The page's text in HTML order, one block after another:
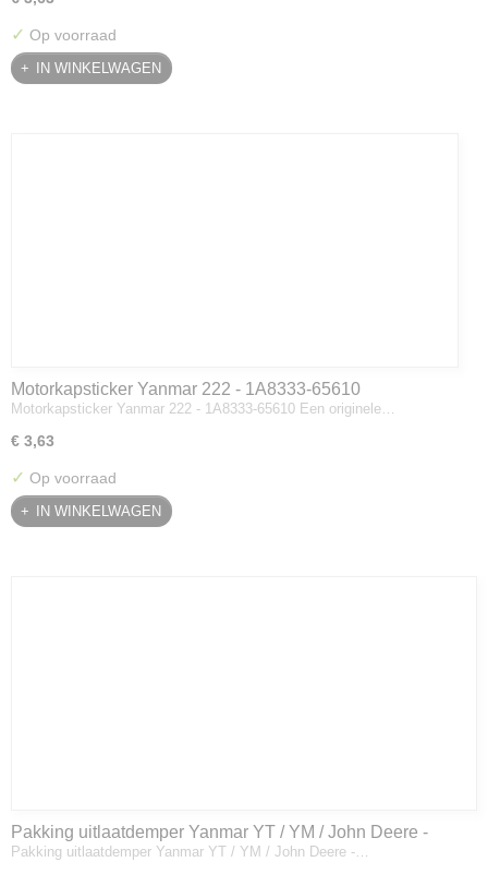
✓ Op voorraad
IN WINKELWAGEN
Motorkapsticker Yanmar 222 - 1A8333-65610
Motorkapsticker Yanmar 222 - 1A8333-65610 Een originele…
€ 3,63
✓ Op voorraad
IN WINKELWAGEN
Pakking uitlaatdemper Yanmar YT / YM / John Deere -
128300-13230
Pakking uitlaatdemper Yanmar YT / YM / John Deere -…